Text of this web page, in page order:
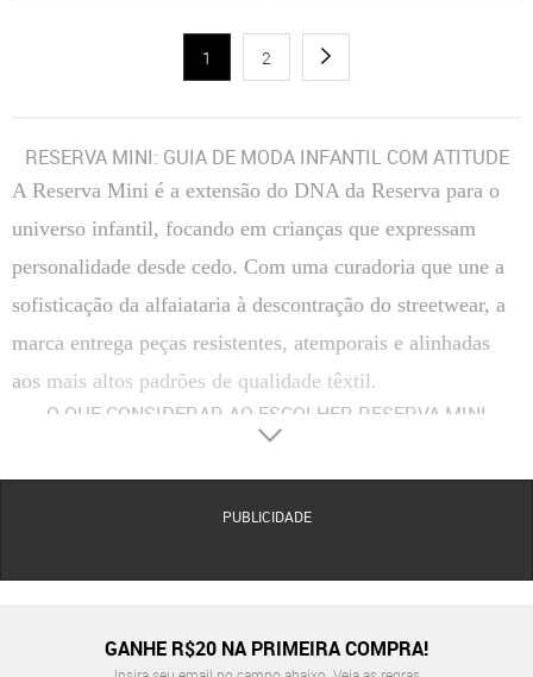
1 2
RESERVA MINI: GUIA DE MODA INFANTIL COM ATITUDE
A Reserva Mini é a extensão do DNA da Reserva para o
universo infantil, focando em crianças que expressam
personalidade desde cedo. Com uma curadoria que une a
sofisticação da alfaiataria à descontração do streetwear, a
marca entrega peças resistentes, atemporais e alinhadas
aos mais altos padrões de qualidade têxtil.
O QUE CONSIDERAR AO ESCOLHER RESERVA MINI
praia e íntima, são empregados tecidos tecnológicos que oferecem secagem rápida e
estratégicas, enquanto os calçados slip on e tênis possuem estruturas internas acolchoadas
PUBLICIDADE
GANHE R$20 NA PRIMEIRA COMPRA!